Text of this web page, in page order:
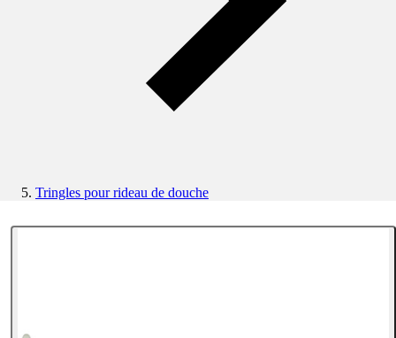
Tringles pour rideau de douche